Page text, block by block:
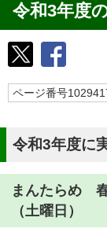
令和3年度
ページ番号
令和3年度に
まんたらめ
（土曜日）